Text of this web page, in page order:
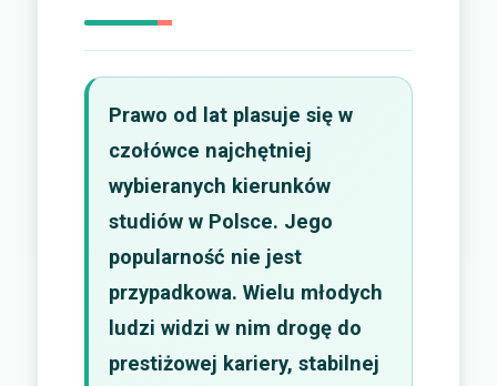
Prawo od lat plasuje się w
czołówce najchętniej
wybieranych kierunków
studiów w Polsce. Jego
popularność nie jest
przypadkowa. Wielu młodych
ludzi widzi w nim drogę do
prestiżowej kariery, stabilnej